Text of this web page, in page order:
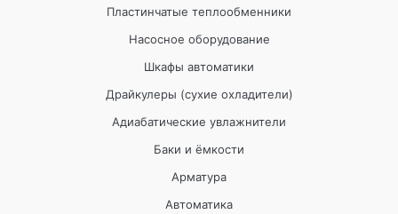
Пластинчатые теплообменники
Насосное оборудование
Шкафы автоматики
Драйкулеры (сухие охладители)
Адиабатические увлажнители
Баки и ёмкости
Арматура
Автоматика